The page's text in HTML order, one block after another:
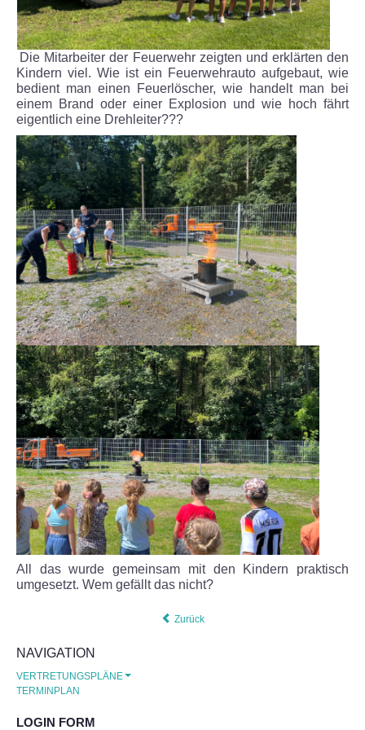
Unsere Partner
KONZEPT TGS
KONTAKTE
GALERIE
Unsere Schule
Benefizabend -Ein toller Erfolg
Mühlhäuser Altstadtlauf
Theater
Ein Schülerleben ist nicht leicht
Puppenspiel
Schneewerkstatt
Zu Besuch in der Imkerei Alte Schule
Fun-Tage an der TGS
Im Kletterpark
Beim Spielesportfest
Schulfest 2022
Herzenssache
Die Mitarbeiter der Feuerwehr zeigten und erklärten den
Kindern viel. Wie ist ein Feuerwehrauto aufgebaut, wie
bedient man einen Feuerlöscher, wie handelt man bei
einem Brand oder einer Explosion und wie hoch fährt
eigentlich eine Drehleiter???
All das wurde gemeinsam mit den Kindern praktisch
umgesetzt. Wem gefällt das nicht?
Zurück
NAVIGATION
VERTRETUNGSPLÄNE
TERMINPLAN
LOGIN FORM